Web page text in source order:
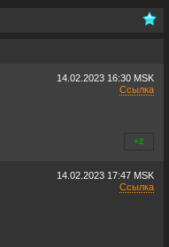
14.02.2023 16:30 MSK
Ссылка
+2
14.02.2023 17:47 MSK
Ссылка